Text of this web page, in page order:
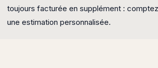
toujours facturée en supplément : comptez
une estimation personnalisée.